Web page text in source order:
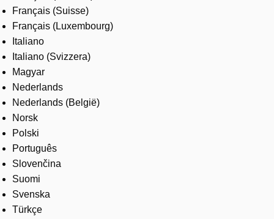
Français (Suisse)
Français (Luxembourg)
Italiano
Italiano (Svizzera)
Magyar
Nederlands
Nederlands (België)
Norsk
Polski
Português
Slovenčina
Suomi
Svenska
Türkçe